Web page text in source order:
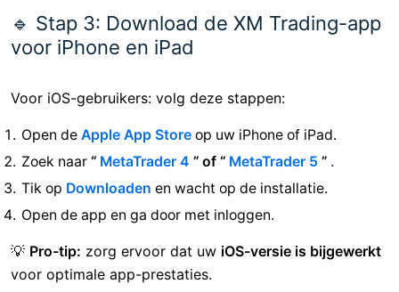
🔹 Stap 3: Download de XM Trading-app
voor iPhone en iPad
Voor iOS-gebruikers: volg deze stappen:
Open de Apple App Store op uw iPhone of iPad.
Zoek naar “ MetaTrader 4 ” of “ MetaTrader 5 ” .
Tik op Downloaden en wacht op de installatie.
Open de app en ga door met inloggen.
💡 Pro-tip: zorg ervoor dat uw iOS-versie is bijgewerkt
voor optimale app-prestaties.